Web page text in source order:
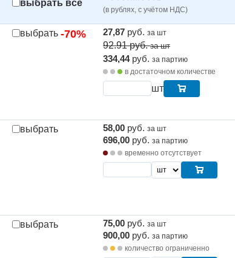
выбрать все
(в рублях, с учётом НДС)
-70%
выбрать 27,87 руб. за шт
92.91руб. за шт
334,44 руб. за партию
в достаточном количестве
шт
выбрать 58,00 руб. за шт
696,00 руб. за партию
временно отсутствует
выбрать 75,00 руб. за шт
900,00 руб. за партию
количество ограниченно